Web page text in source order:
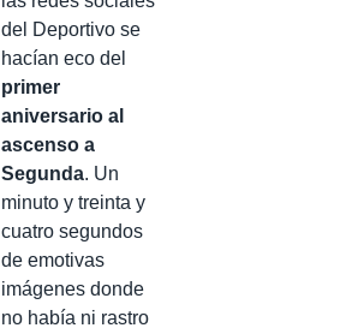
del Deportivo se
hacían eco del
primer
aniversario al
ascenso a
Segunda. Un
minuto y treinta y
cuatro segundos
de emotivas
imágenes donde
no había ni rastro